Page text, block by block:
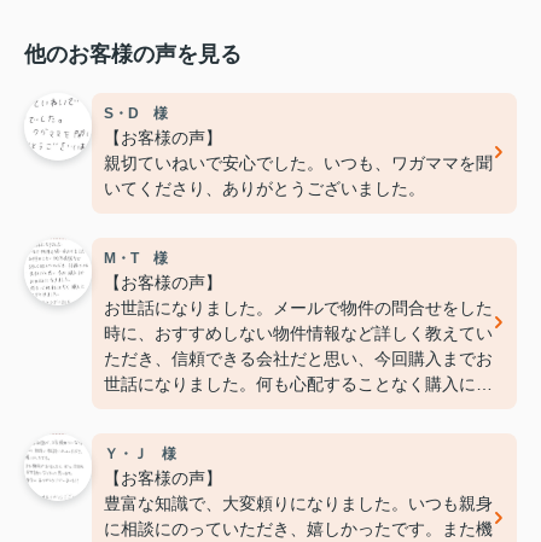
他のお客様の声を見る
S・D 様
【お客様の声】
親切ていねいで安心でした。いつも、ワガママを聞
いてくださり、ありがとうございました。
M・T 様
【お客様の声】
お世話になりました。メールで物件の問合せをした
時に、おすすめしない物件情報など詳しく教えてい
ただき、信頼できる会社だと思い、今回購入までお
世話になりました。何も心配することなく購入にこ
ぎつけました。ありがとうございました。
Ｙ・Ｊ 様
【お客様の声】
豊富な知識で、大変頼りになりました。いつも親身
に相談にのっていただき、嬉しかったです。また機